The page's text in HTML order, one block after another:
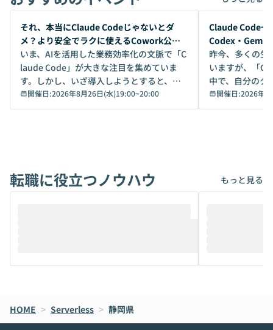
開催前
それ、本当にClaude Codeじゃないとダ
メ？より安全でラクに使えるCowork公開
デモ
いま、AIを活用した業務効率化の文脈で「C
laude Code」が大きな注目を集めていま
す。しかし、いざ導入しようとすると、セ
キュリティ面の懸念や権限管理のハードル
から、気軽に使えないケースも多いのでは
けでなく、想像以上の範囲まで自動化でき
ることは、まだあまり知られていません。
メルカリでの判断基準をもとに「なぜClau
oworkの基本的な機能をご紹介いただきま
す。 続く公開デモでは、実際にCoworkを
開催日:2026年8月26日(水)19:00~20:00
開催前
Claude Code一
Codex・
昨今、多くの生
いますが、「
中で、自分のタ
いいのか」を自
か？ 「なんとなく誰かが良いと言っていた
は、評判では
ているAIを選ぶこ
それぞれの本当
ント構築の最前
開催日:2026年8
転職に役立つノウハウ もっと見る
HOME > Serverless > 静岡県